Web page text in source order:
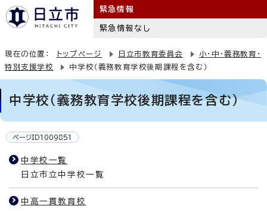
緊急情報
緊急情報なし
現在の位置： トップページ 日立市教育委員会
小・中・義務教育・
特別支援学校
中学校（義務教育学校後期課程を含む）
中学校（義務教育学校後期課程を含む）
ページID1009851
中学校一覧
日立市立中学校一覧
中高一貫教育校